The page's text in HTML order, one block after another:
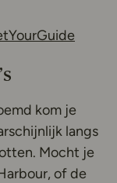
kom je
langs
Mocht je
of de